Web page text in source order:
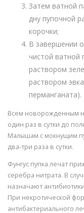
Затем ватной
дну пупочной
корочки;
В завершении
чистой ватной
раствором
раствором
перманганата).
Всем новорожденным
один раз в сутки до
Малышам с мокнущим
два-три раза в сутки.
Фунгус пупка лечат
серебра нитрата. В
назначают
При некротической
антибактериального